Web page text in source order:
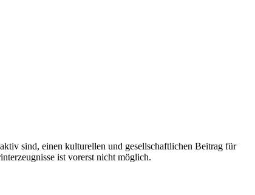
sind, einen kulturellen und gesellschaftlichen Beitrag für
ist vorerst nicht möglich.